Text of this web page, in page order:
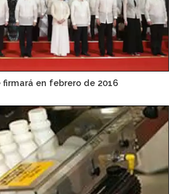
firmará en febrero de 2016